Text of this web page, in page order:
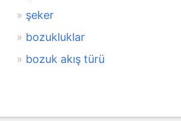
şeker
bozukluklar
bozuk akış türü